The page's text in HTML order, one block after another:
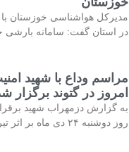
مدیرکل هواشناسی خوزستان با
در استان گفت: سامانه بارشی
مراسم وداع با شهید
امروز در گتوند برگزار
به گزارش دزمهراب شهید
روز دوشنبه ۲۴ دی ماه بر اثر تیراندازی افراد ناشناس